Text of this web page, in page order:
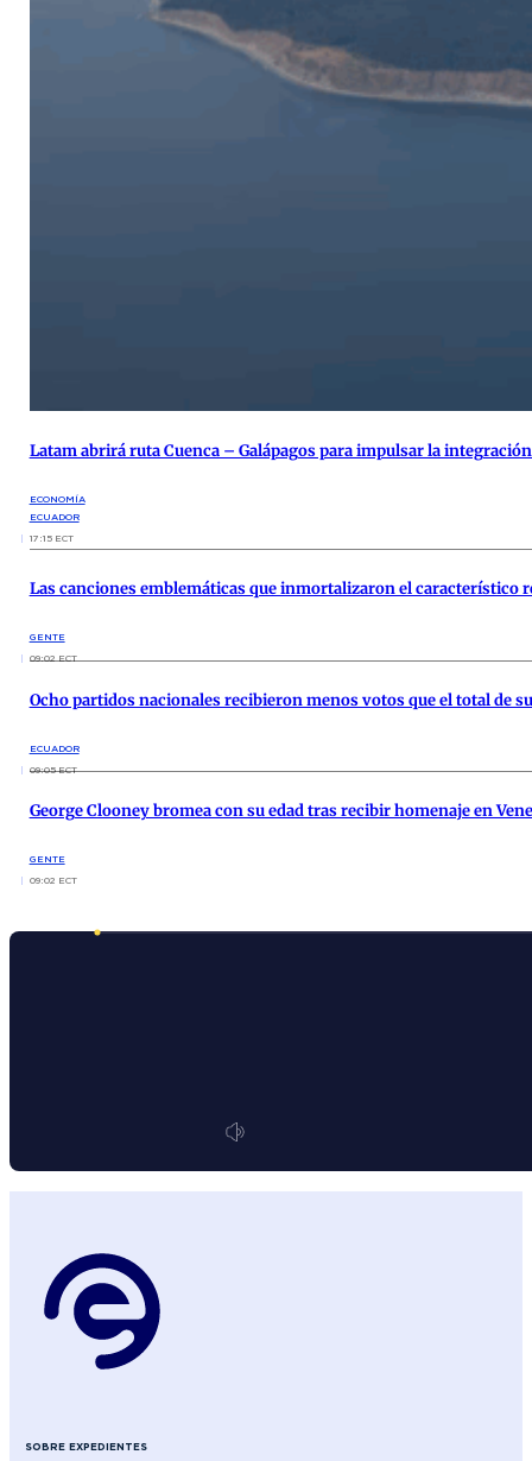
Latam abrirá ruta Cuenca – Galápagos para impulsar la
ECONOMÍA
ECUADOR
17:15 ECT
Las canciones emblemáticas que inmortalizaron el característico
GENTE
09:02 ECT
Ocho partidos nacionales recibieron menos votos que el total de
ECUADOR
09:05 ECT
George Clooney bromea con su edad tras recibir homenaje en
GENTE
09:02 ECT
SOBRE EXPEDIENTES